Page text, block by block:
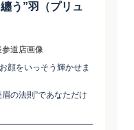
う”羽（プリュ
顔をいっそう輝かせま
の法則”であなただけ